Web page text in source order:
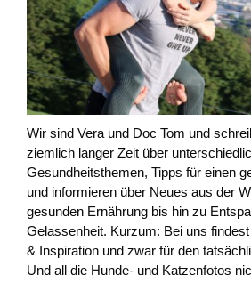
Wir sind Vera und Doc Tom und
ziemlich langer Zeit über
Gesundheitsthemen, Tipps für einen
und informieren über Neues aus der
gesunden Ernährung bis hin zu
Gelassenheit. Kurzum: Bei uns
& Inspiration und zwar für den
Und all die Hunde- und Katzenfotos